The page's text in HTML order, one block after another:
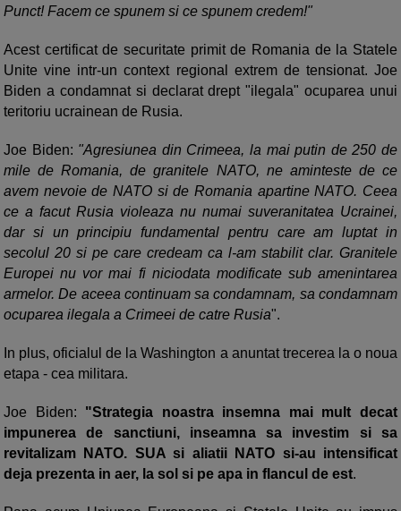
Punct! Facem ce spunem si ce spunem credem!"
Acest certificat de securitate primit de Romania de la Statele
Unite vine intr-un context regional extrem de tensionat. Joe
Biden a condamnat si declarat drept "ilegala" ocuparea unui
teritoriu ucrainean de Rusia.
Joe Biden: "Agresiunea din Crimeea, la mai putin de 250 de
mile de Romania, de granitele NATO, ne aminteste de ce
avem nevoie de NATO si de Romania apartine NATO. Ceea
ce a facut Rusia violeaza nu numai suveranitatea Ucrainei,
dar si un principiu fundamental pentru care am luptat in
secolul 20 si pe care credeam ca l-am stabilit clar. Granitele
Europei nu vor mai fi niciodata modificate sub amenintarea
armelor. De aceea continuam sa condamnam, sa condamnam
ocuparea ilegala a Crimeei de catre Rusia".
In plus, oficialul de la Washington a anuntat trecerea la o noua
etapa - cea militara.
Joe Biden: "Strategia noastra insemna mai mult decat
impunerea de sanctiuni, inseamna sa investim si sa
revitalizam NATO. SUA si aliatii NATO si-au intensificat
deja prezenta in aer, la sol si pe apa in flancul de est.